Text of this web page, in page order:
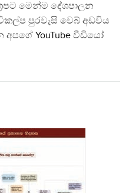
මෙන්ම දේශපාලන
පුරවැසි වෙබ් අඩවිය
අපගේ YouTube වීඩියෝ